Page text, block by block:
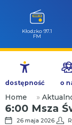
Przejdź
treści
Wołów 99.6
FM
dostępność o
Home »
6:00 Msza
26 maja 2026